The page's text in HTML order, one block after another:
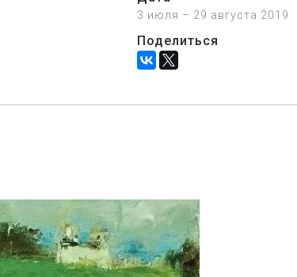
3 июля – 29 августа 2019
Поделиться